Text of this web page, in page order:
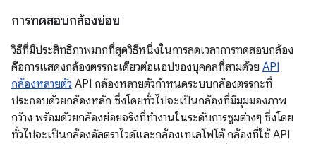
การทดสอบกล้องย่อย
วิธีที่มีประสิทธิภาพมากที่สุดวิธีหนึ่งในการลดเวลาการทดสอบกล้อง
คือการแสดงกล้องตรรกะเดียวต่อแอปของบุคคลที่สามด้วย API
กล้องหลายตัว API กล้องหลายตัวกำหนดระบบกล้องตรรกะที่
ประกอบด้วยกล้องหลัก ซึ่งโดยทั่วไปจะเป็นกล้องที่มีมุมมองภาพ
กว้าง พร้อมด้วยกล้องย่อยจริงที่ทำงานในระดับการซูมต่างๆ ซึ่งโดย
ทั่วไปจะเป็นกล้องอัลตราไวด์และกล้องเทเลโฟโต้ กล้องที่ใช้ API